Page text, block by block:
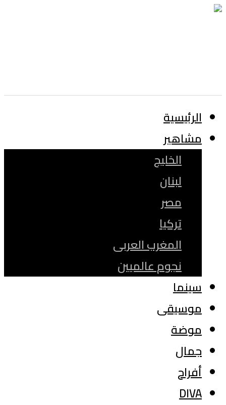
الرئيسية
مشاهير
الخليج
لبنان
مصر
تركيا
المغرب العربى
نجوم عالميين
سينما
موسيقى
موضة
جمال
أفراح
DIVA